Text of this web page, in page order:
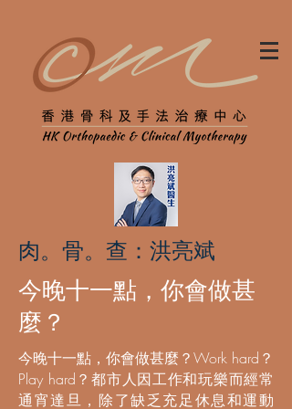
肉。骨。查：洪亮斌
今晚十一點，你會做甚
麼？
今晚十一點，你會做甚麼？Work hard？
Play hard？都市人因工作和玩樂而經常
通宵達旦，除了缺乏充足休息和運動